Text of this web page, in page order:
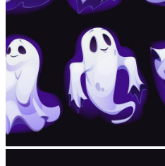
Redaktionelle Bilder